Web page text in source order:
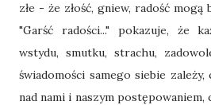
złe - że złość, gniew, radość mogą
"Garść radości..." pokazuje, że
wstydu, smutku, strachu,
świadomości samego siebie
nad nami i naszym